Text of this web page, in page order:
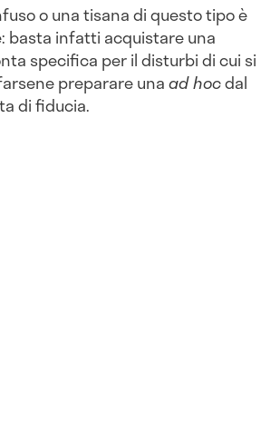
o una tisana di questo tipo è
basta infatti acquistare una
specifica per il disturbi di cui si
preparare unaad hocdal
di fiducia.